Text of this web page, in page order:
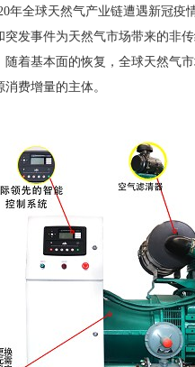
全球天然气产业链遭遇新冠疫
发事件为天然气市场带来的非
基本面的恢复，全球天然气
费增量的主体。